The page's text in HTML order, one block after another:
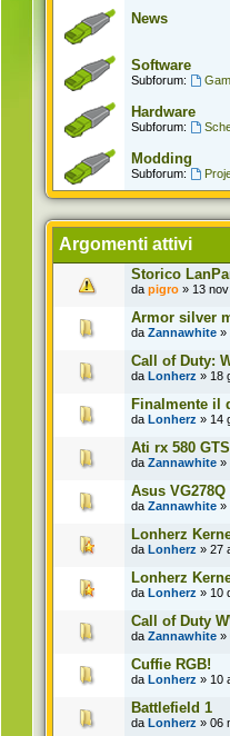
News
Software
Subforum:
Hardware
Subforum:
Modding
Subforum:
Argomenti attivi
Storico
da pigro » 13
Armor silver
da Zannawhite »
Call of Duty:
da Lonherz » 18
Finalmente il
da Lonherz » 14
Ati rx 580
da Zannawhite »
Asus VG278Q
da Zannawhite »
Lonherz
da Lonherz » 27
Lonherz
da Lonherz » 10
Call of Duty
da Zannawhite »
Cuffie RGB!
da Lonherz » 10
Battlefield 1
da Lonherz » 06